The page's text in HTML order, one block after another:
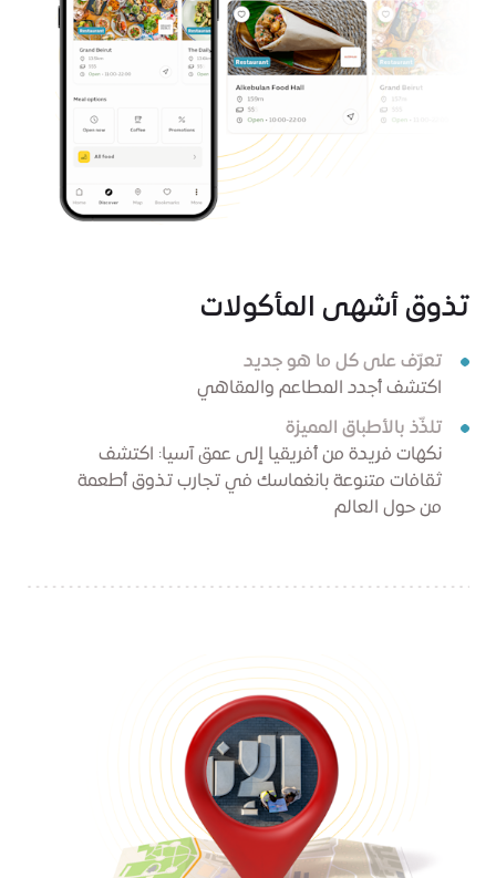
تذوق أشهى المأكولات
تعرّف على كل ما هو جديد
اكتشف أجدد المطاعم والمقاهي
تلذّذ بالأطباق المميزة
نكهات فريدة من أفريقيا إلى عمق آسيا: اكتشف
ثقافات متنوعة بانغماسك في تجارب تذوق أطعمة
من حول العالم